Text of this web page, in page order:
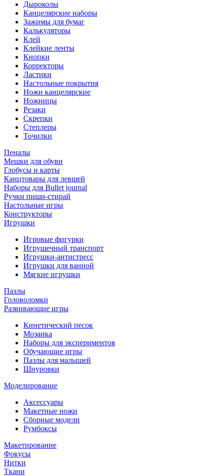
Дыроколы
Канцелярские наборы
Зажимы для бумаг
Калькуляторы
Клей
Клейкие ленты
Кнопки
Корректоры
Ластики
Настольные покрытия
Ножи канцелярские
Ножницы
Резаки
Скрепки
Степлеры
Точилки
Пеналы
Мешки для обуви
Глобусы и карты
Канцтовары для левшей
Наборы для Bullet journal
Ручки пиши-стирай
Настольные игры
Конструкторы
Игрушки
Игровые фигурки
Игрушечный транспорт
Игрушки-антистресс
Игрушки для ванной
Мягкие игрушки
Пазлы
Головоломки
Развивающие игры
Кинетический песок
Мозаика
Наборы для экспериментов
Обучающие игры
Пазлы для малышей
Шнуровки
Моделирование
Аксессуары
Макетные ножи
Сборные модели
Румбоксы
Макетирование
Фокусы
Нитки
Ткани